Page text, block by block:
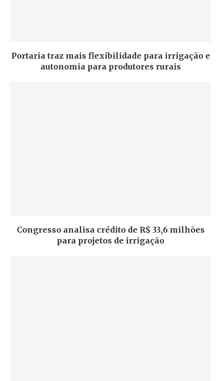
Portaria traz mais flexibilidade para irrigação e
autonomia para produtores rurais
Congresso analisa crédito de R$ 33,6 milhões
para projetos de irrigação